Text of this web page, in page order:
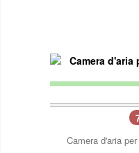
Camera d'aria